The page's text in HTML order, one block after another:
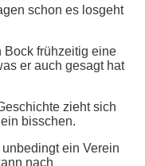
schon es losgeht
Bock frühzeitig eine
er auch gesagt hat
zieht sich
bisschen.
ein Verein
nach